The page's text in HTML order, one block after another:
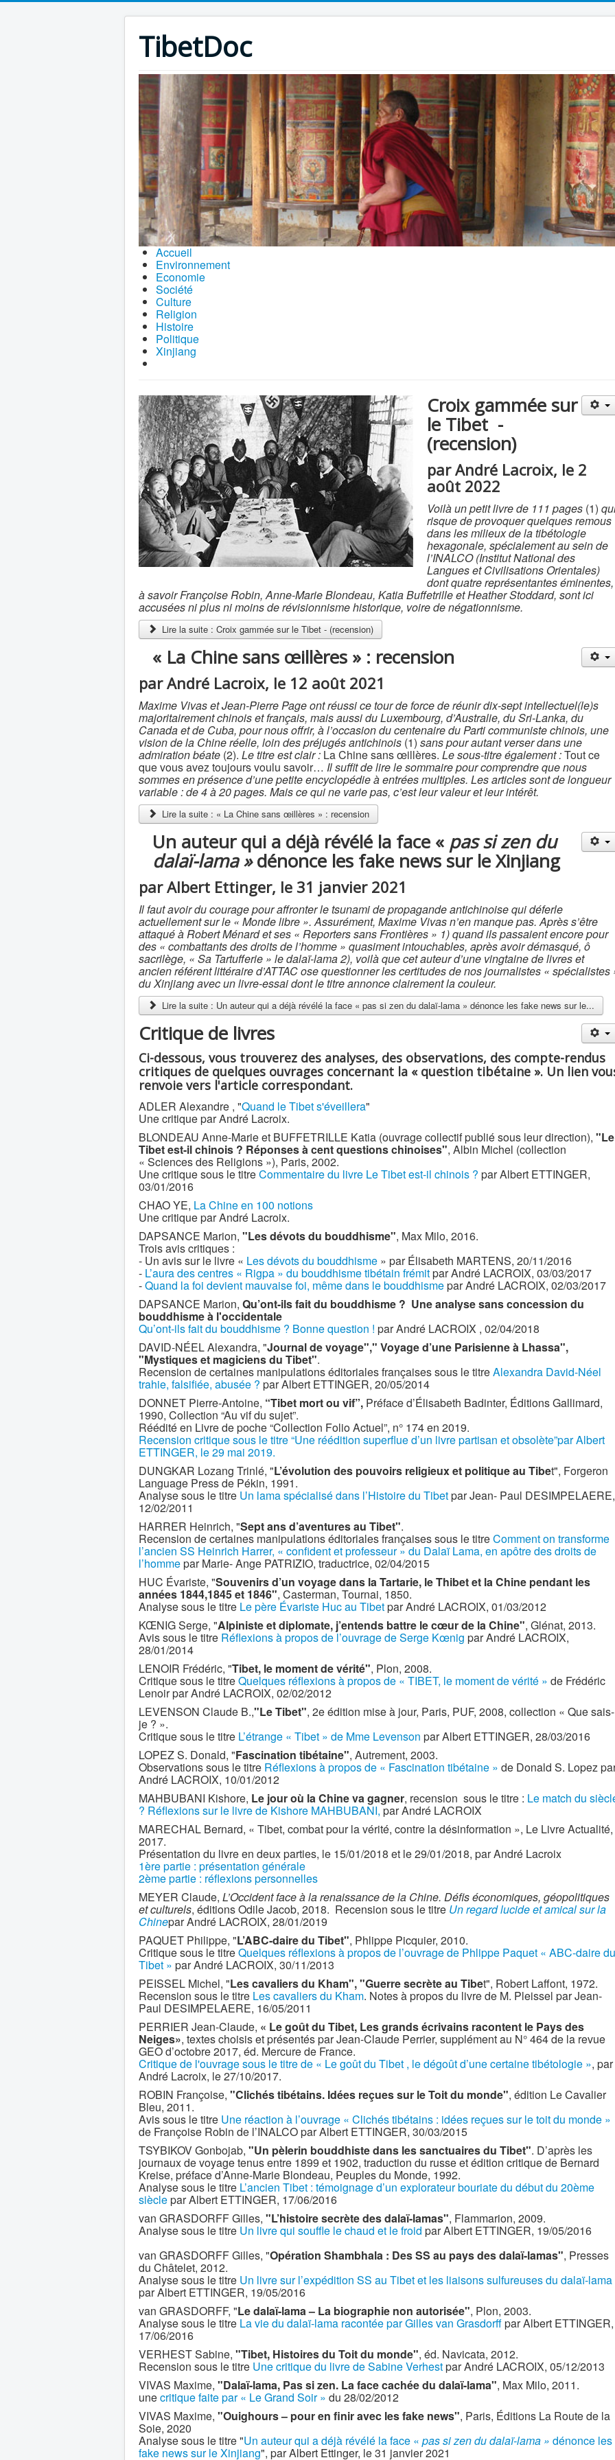
TibetDoc
Accueil
Environnement
Economie
Société
Culture
Religion
Histoire
Politique
Xinjiang
Croix gammée sur
le Tibet -
(recension)
par André Lacroix, le 2
août 2022
Voilà un petit livre de 111 pages (1)
risque de provoquer quelques remous
dans les milieux de la tibétologie
hexagonale, spécialement au sein de
l’INALCO (Institut National des
Langues et Civilisations Orientales)
dont quatre représentantes éminentes,
à savoir Françoise Robin, Anne-Marie Blondeau, Katia Buffetrille et Heather Stoddard, sont ici
accusées ni plus ni moins de révisionnisme historique, voire de négationnisme.
Lire la suite : Croix gammée sur le Tibet - (recension)
« La Chine sans œillères » : recension
par André Lacroix, le 12 août 2021
Maxime Vivas et Jean-Pierre Page ont réussi ce tour de force de réunir dix-sept intellectuel(le)s
majoritairement chinois et français, mais aussi du Luxembourg, d’Australie, du Sri-Lanka, du
Canada et de Cuba, pour nous offrir, à l’occasion du centenaire du Parti communiste chinois, une
vision de la Chine réelle, loin des préjugés antichinois (1) sans pour autant verser dans une
admiration béate (2). Le titre est clair : La Chine sans œillères. Le sous-titre également :Tout ce
que vous avez toujours voulu savoir… Il suffit de lire le sommaire pour comprendre que nous
sommes en présence d’une petite encyclopédie à entrées multiples. Les articles sont de longueur
variable : de 4 à 20 pages. Mais ce qui ne varie pas, c’est leur valeur et leur intérêt.
Lire la suite : « La Chine sans œillères » : recension
Un auteur qui a déjà révélé la face « pas si zen du
dalaï-lama »dénonce les fake news sur le Xinjiang
par Albert Ettinger, le 31 janvier 2021
Il faut avoir du courage pour affronter le tsunami de propagande antichinoise qui déferle
actuellement sur le « Monde libre ». Assurément, Maxime Vivas n’en manque pas. Après s’être
attaqué à Robert Ménard et ses « Reporters sans Frontières » 1) quand ils passaient encore pour
des « combattants des droits de l’homme » quasiment intouchables, après avoir démasqué, ô
sacrilège, « Sa Tartufferie » le dalaï-lama 2), voilà que cet auteur d’une vingtaine de livres et
ancien référent littéraire d’ATTAC ose questionner les certitudes de nos journalistes « spécialistes
du Xinjiang avec un livre-essai dont le titre annonce clairement la couleur.
Lire la suite : Un auteur qui a déjà révélé la face « pas si zen du dalaï-lama » dénonce les fake news sur le...
Critique de livres
Ci-dessous, vous trouverez des analyses, des observations, des compte-rendus
critiques de quelques ouvrages concernant la « question tibétaine ». Un lien
renvoie vers l'article correspondant.
ADLER Alexandre , "Quand le Tibet s'éveillera"
Une critique par André Lacroix.
BLONDEAU Anne-Marie et BUFFETRILLE Katia (ouvrage collectif publié sous leur direction), "Le
Tibet est-il chinois ? Réponses à cent questions chinoises", Albin Michel (collection
« Sciences des Religions »), Paris, 2002.
Une critique sous le titreCommentaire du livre Le Tibet est-il chinois ? par Albert ETTINGER,
03/01/2016
CHAO YE, La Chine en 100 notions
Une critique par André Lacroix.
DAPSANCE Marion, "Les dévots du bouddhisme", Max Milo, 2016.
Trois avis critiques :
- Un avis sur le livre « Les dévots du bouddhisme » par Élisabeth MARTENS, 20/11/2016
- L’aura des centres « Rigpa » du bouddhisme tibétain frémitpar André LACROIX, 03/03/2017
-Quand la foi devient mauvaise foi, même dans le bouddhismepar André LACROIX, 02/03/2017
DAPSANCE Marion, Qu’ont-ils fait du bouddhisme ? Une analyse sans concession du
bouddhisme à l'occidentale
Qu’ont-ils fait du bouddhisme ? Bonne question ! par André LACROIX , 02/04/2018
DAVID-NÉEL Alexandra, "Journal de voyage"," Voyage d’une Parisienne à Lhassa",
"Mystiques et magiciens du Tibet".
Recension de certaines manipulations éditoriales françaises sous le titreAlexandra David-Néel
trahie, falsifiée, abusée ? par Albert ETTINGER, 20/05/2014
DONNET Pierre-Antoine, “Tibet mort ou vif”, Préface d’Élisabeth Badinter, Éditions Gallimard,
1990, Collection “Au vif du sujet”.
Réédité en Livre de poche “Collection Folio Actuel”, n° 174 en 2019.
Recension critique sous le titre “Une réédition superflue d’un livre partisan et obsolète”par Albert
ETTINGER, le 29 mai 2019.
DUNGKAR Lozang Trinlé, "L’évolution des pouvoirs religieux et politique au Tibet", Forgeron
Language Press de Pékin, 1991.
Analyse sous le titre Un lama spécialisé dans l’Histoire du Tibetpar Jean- Paul DESIMPELAERE,
12/02/2011
HARRER Heinrich, "Sept ans d’aventures au Tibet".
Recension de certaines manipulations éditoriales françaises sous le titreComment on transforme
l’ancien SS Heinrich Harrer, « confident et professeur » du Dalaï Lama, en apôtre des droits de
l’hommepar Marie- Ange PATRIZIO, traductrice, 02/04/2015
HUC Évariste, "Souvenirs d’un voyage dans la Tartarie, le Thibet et la Chine pendant les
années 1844,1845 et 1846", Casterman, Tournai, 1850.
Analyse sous le titre Le père Évariste Huc au Tibetpar André LACROIX, 01/03/2012
KŒNIG Serge, "Alpiniste et diplomate, j’entends battre le cœur de la Chine", Glénat, 2013.
Avis sous le titre Réflexions à propos de l’ouvrage de Serge Kœnig par André LACROIX,
28/01/2014
LENOIR Frédéric, "Tibet, le moment de vérité", Plon, 2008.
Critique sous le titreQuelques réflexions à propos de « TIBET, le moment de vérité » de Frédéric
Lenoir par André LACROIX, 02/02/2012
LEVENSON Claude B.,"Le Tibet", 2e édition mise à jour, Paris, PUF, 2008, collection « Que sais-
je ? ».
Critique sous le titre L’étrange « Tibet » de Mme Levenson par Albert ETTINGER, 28/03/2016
LOPEZ S. Donald, "Fascination tibétaine", Autrement, 2003.
Observations sous le titre Réflexions à propos de « Fascination tibétaine » de Donald S. Lopez
André LACROIX, 10/01/2012
MAHBUBANI Kishore, Le jour où la Chine va gagner, recension sous le titre : Le match du
? Réflexions sur le livre de Kishore MAHBUBANI,par André LACROIX
MARECHAL Bernard, « Tibet, combat pour la vérité, contre la désinformation », Le Livre Actualité,
2017.
Présentation du livre en deux parties, le 15/01/2018 et le 29/01/2018, par André Lacroix
1ère partie : présentation générale
2ème partie : réflexions personnelles
MEYER Claude, L’Occident face à la renaissance de la Chine. Défis économiques, géopolitiques
et culturels, éditions Odile Jacob, 2018. Recension sous le titre Un regard lucide et amical sur la
Chinepar André LACROIX, 28/01/2019
PAQUET Philippe, "L’ABC-daire du Tibet", Phlippe Picquier, 2010.
Critique sous le titreQuelques réflexions à propos de l’ouvrage de Phlippe Paquet « ABC-daire du
Tibet » par André LACROIX, 30/11/2013
PEISSEL Michel, "Les cavaliers du Kham", "Guerre secrète au Tibet", Robert Laffont, 1972.
Recension sous le titre Les cavaliers du Kham. Notes à propos du livre de M. Pleissel par Jean-
Paul DESIMPELAERE, 16/05/2011
PERRIER Jean-Claude, « Le goût du Tibet, Les grands écrivains racontent le Pays des
Neiges», textes choisis et présentés par Jean-Claude Perrier, supplément au N° 464 de la revue
GEO d’octobre 2017, éd. Mercure de France.
Critique de l'ouvrage sous le titre de « Le goût du Tibet , le dégoût d’une certaine tibétologie », par
André Lacroix, le 27/10/2017.
ROBIN Françoise, "Clichés tibétains. Idées reçues sur le Toit du monde", édition Le Cavalier
Bleu, 2011.
Avis sous le titre Une réaction à l’ouvrage « Clichés tibétains : idées reçues sur le toit du monde »
de Françoise Robin de l’INALCO par Albert ETTINGER, 30/03/2015
TSYBIKOV Gonbojab, "Un pèlerin bouddhiste dans les sanctuaires du Tibet". D’après les
journaux de voyage tenus entre 1899 et 1902, traduction du russe et édition critique de Bernard
Kreise, préface d’Anne-Marie Blondeau, Peuples du Monde, 1992.
Analyse sous le titre L’ancien Tibet : témoignage d’un explorateur bouriate du début du 20ème
sièclepar Albert ETTINGER, 17/06/2016
van GRASDORFF Gilles, "L’histoire secrète des dalaï-lamas", Flammarion, 2009.
Analyse sous le titre Un livre qui souffle le chaud et le froid par Albert ETTINGER, 19/05/2016
van GRASDORFF Gilles, "Opération Shambhala : Des SS au pays des dalaï-lamas", Presses
du Châtelet, 2012.
Analyse sous le titre Un livre sur l’expédition SS au Tibet et les liaisons sulfureuses du dalaï-lama
par Albert ETTINGER, 19/05/2016
van GRASDORFF, "Le dalaï-lama – La biographie non autorisée", Plon, 2003.
Analyse sous le titre La vie du dalaï-lama racontée par Gilles van Grasdorffpar Albert ETTINGER,
17/06/2016
VERHEST Sabine, "Tibet, Histoires du Toit du monde", éd. Navicata, 2012.
Recension sous le titre Une critique du livre de Sabine Verhestpar André LACROIX, 05/12/2013
VIVAS Maxime, "Dalaï-lama, Pas si zen. La face cachée du dalaï-lama", Max Milo, 2011.
unecritique faite par « Le Grand Soir » du 28/02/2012
VIVAS Maxime, "Ouighours – pour en finir avec les fake news", Paris, Éditions La Route de la
Soie, 2020
Analyse sous le titre "Un auteur qui a déjà révélé la face « pas si zen du dalaï-lama » dénonce les
fake news sur le Xinjiang", par Albert Ettinger, le 31 janvier 2021